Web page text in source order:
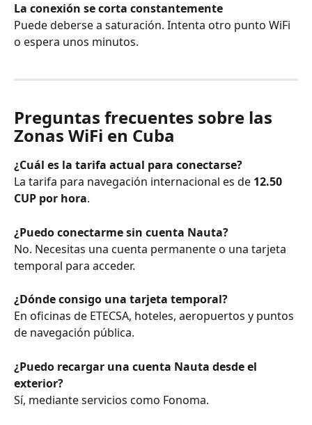
La conexión se corta constantemente
Puede deberse a saturación. Intenta otro punto WiFi
o espera unos minutos.
Preguntas frecuentes sobre las
Zonas WiFi en Cuba
¿Cuál es la tarifa actual para conectarse?
La tarifa para navegación internacional es de 12.50
CUP por hora.
¿Puedo conectarme sin cuenta Nauta?
No. Necesitas una cuenta permanente o una tarjeta
temporal para acceder.
¿Dónde consigo una tarjeta temporal?
En oficinas de ETECSA, hoteles, aeropuertos y puntos
de navegación pública.
¿Puedo recargar una cuenta Nauta desde el
exterior?
Sí, mediante servicios como Fonoma.